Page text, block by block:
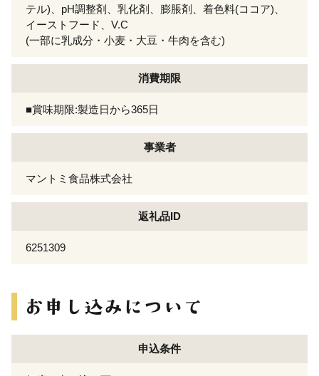
テル)、pH調整剤、乳化剤、膨脹剤、着色料(ココア)、
イーストフード、V.C
(一部に乳成分・小麦・大豆・牛肉を含む)
消費期限
■賞味期限:製造日から365日
事業者
マントミ食品株式会社
返礼品ID
6251309
申込条件